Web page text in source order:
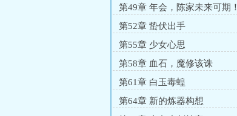
第49章 年会，陈家未来可期！
第52章 蛰伏出手
第55章 少女心思
第58章 血石，魔修该诛
第61章 白玉毒蝗
第64章 新的炼器构想